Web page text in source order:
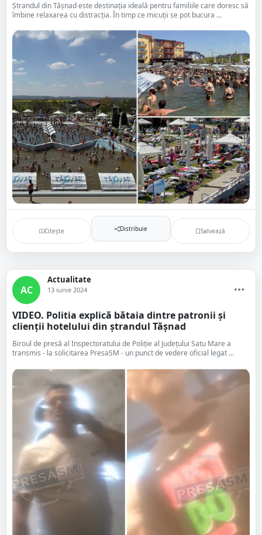
Ștrandul din Tășnad este destinația ideală pentru familiile care doresc să
îmbine relaxarea cu distracția. În timp ce micuții se pot bucura ...
Citește Distribuie Salvează
AC
Actualitate
13 iunie 2024
VIDEO. Politia explică bătaia dintre patronii și
clienții hotelului din ștrandul Tășnad
Biroul de presă al Inspectoratului de Poliție al Județului Satu Mare a
transmis - la solicitarea PresaSM - un punct de vedere oficial legat ...